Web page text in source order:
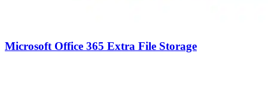
Microsoft Office 365 Extra File Storage